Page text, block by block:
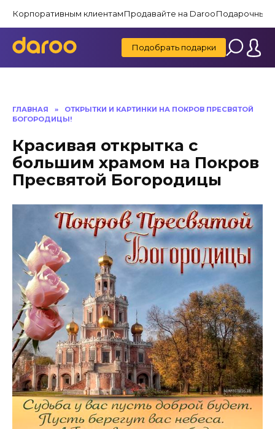
содержанию
Корпоративным клиентамПродавайте на DarooПодарочные
Подобрать подарки
ГЛАВНАЯ »
ОТКРЫТКИ И КАРТИНКИ НА ПОКРОВ ПРЕСВЯТОЙ
БОГОРОДИЦЫ!
Красивая открытка с
большим храмом на Покров
Пресвятой Богородицы